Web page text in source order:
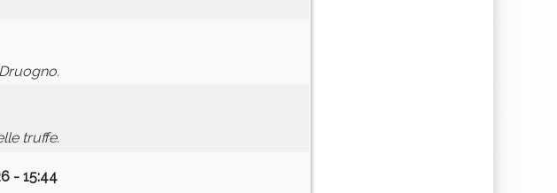
truffe.
- 15:44